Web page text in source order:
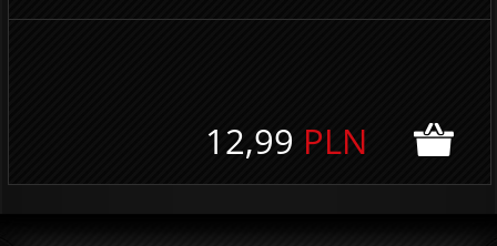
12,99 PLN